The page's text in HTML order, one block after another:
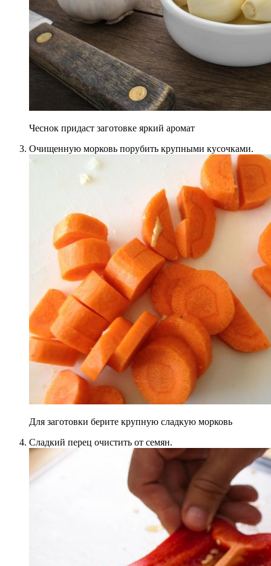
Чеснок придаст заготовке яркий аромат
Очищенную морковь порубить крупными кусочками.
Для заготовки берите крупную сладкую морковь
Сладкий перец очистить от семян.